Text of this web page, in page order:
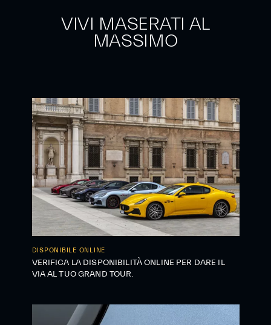
VIVI MASERATI AL
MASSIMO
DISPONIBILE ONLINE
VERIFICA LA DISPONIBILITÀ ONLINE PER DARE IL
VIA AL TUO GRAND TOUR.